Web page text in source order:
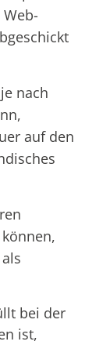
nach
auf den
bei der
ist,